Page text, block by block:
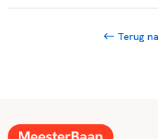
Terug